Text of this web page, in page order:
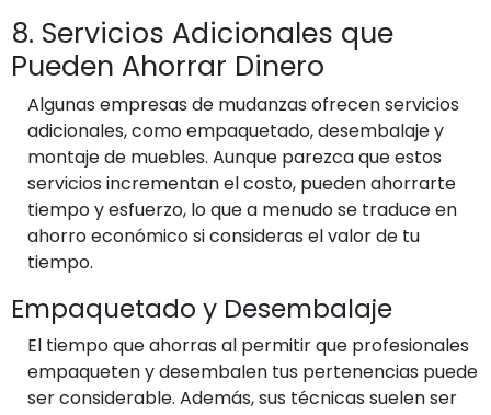
8. Servicios Adicionales que
Pueden Ahorrar Dinero
Algunas empresas de mudanzas ofrecen servicios
adicionales, como empaquetado, desembalaje y
montaje de muebles. Aunque parezca que estos
servicios incrementan el costo, pueden ahorrarte
tiempo y esfuerzo, lo que a menudo se traduce en
ahorro económico si consideras el valor de tu
tiempo.
Empaquetado y Desembalaje
El tiempo que ahorras al permitir que profesionales
empaqueten y desembalen tus pertenencias puede
ser considerable. Además, sus técnicas suelen ser